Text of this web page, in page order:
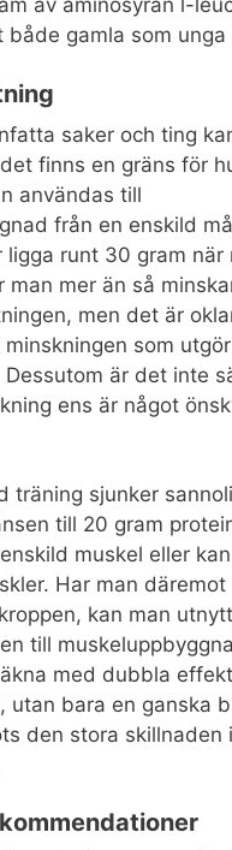
av aminosyran l-
både gamla som unga
saker och ting
finns en gräns för
användas till
från en enskild
ligga runt 30 gram när
man mer än så
men det är
som
Dessutom är det inte
ens är något
träning sjunker
till 20 gram
muskel eller
Har man
kan man
till
med dubbla
utan bara en ganska
den stora skillnaden i